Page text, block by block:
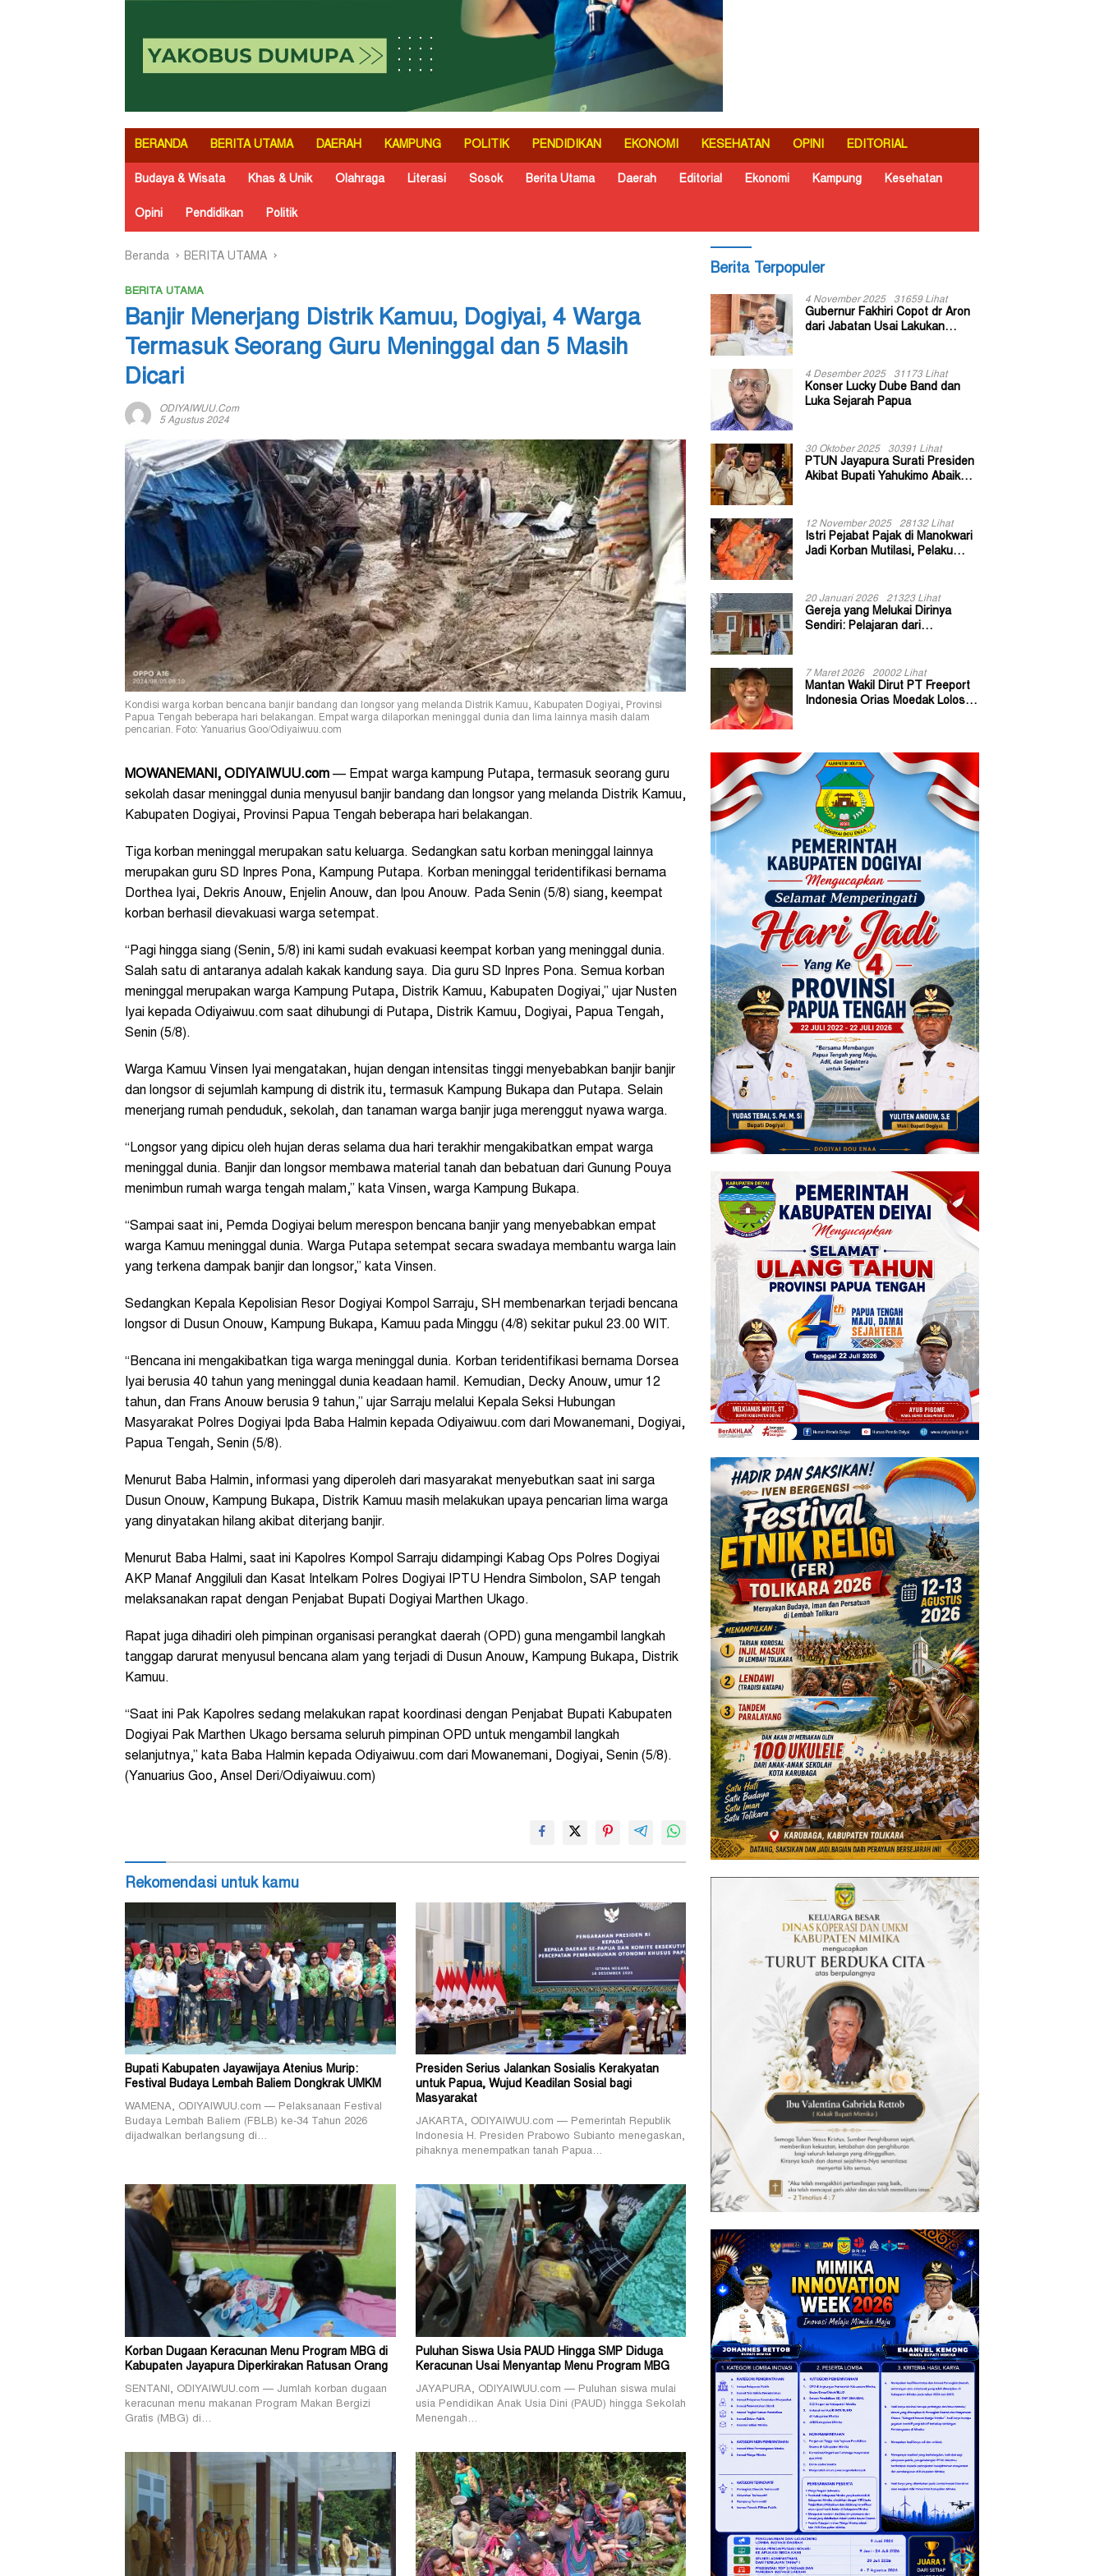
BERANDA BERITA UTAMA DAERAH KAMPUNG POLITIK PENDIDIKAN EKONOMI KESEHATAN OPINI EDITORIAL
Budaya & Wisata Khas & Unik Olahraga Literasi Sosok Berita Utama Daerah Editorial Ekonomi Kampung Kesehatan
Opini Pendidikan Politik
Beranda BERITA UTAMA
BERITA UTAMA
Banjir Menerjang Distrik Kamuu, Dogiyai, 4 Warga
Termasuk Seorang Guru Meninggal dan 5 Masih
Dicari
ODIYAIWUU.com
5 Agustus 2024
Kondisi warga korban bencana banjir bandang dan longsor yang melanda Distrik Kamuu, Kabupaten Dogiyai, Provinsi
Papua Tengah beberapa hari belakangan. Empat warga dilaporkan meninggal dunia dan lima lainnya masih dalam
pencarian. Foto: Yanuarius Goo/Odiyaiwuu.com
MOWANEMANI, ODIYAIWUU.com — Empat warga kampung Putapa, termasuk seorang guru
sekolah dasar meninggal dunia menyusul banjir bandang dan longsor yang melanda Distrik Kamuu,
Kabupaten Dogiyai, Provinsi Papua Tengah beberapa hari belakangan.
Tiga korban meninggal merupakan satu keluarga. Sedangkan satu korban meninggal lainnya
merupakan guru SD Inpres Pona, Kampung Putapa. Korban meninggal teridentifikasi bernama
Dorthea Iyai, Dekris Anouw, Enjelin Anouw, dan Ipou Anouw. Pada Senin (5/8) siang, keempat
korban berhasil dievakuasi warga setempat.
“Pagi hingga siang (Senin, 5/8) ini kami sudah evakuasi keempat korban yang meninggal dunia.
Salah satu di antaranya adalah kakak kandung saya. Dia guru SD Inpres Pona. Semua korban
meninggal merupakan warga Kampung Putapa, Distrik Kamuu, Kabupaten Dogiyai,” ujar Nusten
Iyai kepada Odiyaiwuu.com saat dihubungi di Putapa, Distrik Kamuu, Dogiyai, Papua Tengah,
Senin (5/8).
Warga Kamuu Vinsen Iyai mengatakan, hujan dengan intensitas tinggi menyebabkan banjir banjir
dan longsor di sejumlah kampung di distrik itu, termasuk Kampung Bukapa dan Putapa. Selain
menerjang rumah penduduk, sekolah, dan tanaman warga banjir juga merenggut nyawa warga.
“Longsor yang dipicu oleh hujan deras selama dua hari terakhir mengakibatkan empat warga
meninggal dunia. Banjir dan longsor membawa material tanah dan bebatuan dari Gunung Pouya
menimbun rumah warga tengah malam,” kata Vinsen, warga Kampung Bukapa.
“Sampai saat ini, Pemda Dogiyai belum merespon bencana banjir yang menyebabkan empat
warga Kamuu meninggal dunia. Warga Putapa setempat secara swadaya membantu warga lain
yang terkena dampak banjir dan longsor,” kata Vinsen.
Sedangkan Kepala Kepolisian Resor Dogiyai Kompol Sarraju, SH membenarkan terjadi bencana
longsor di Dusun Onouw, Kampung Bukapa, Kamuu pada Minggu (4/8) sekitar pukul 23.00 WIT.
“Bencana ini mengakibatkan tiga warga meninggal dunia. Korban teridentifikasi bernama Dorsea
Iyai berusia 40 tahun yang meninggal dunia keadaan hamil. Kemudian, Decky Anouw, umur 12
tahun, dan Frans Anouw berusia 9 tahun,” ujar Sarraju melalui Kepala Seksi Hubungan
Masyarakat Polres Dogiyai Ipda Baba Halmin kepada Odiyaiwuu.com dari Mowanemani, Dogiyai,
Papua Tengah, Senin (5/8).
Menurut Baba Halmin, informasi yang diperoleh dari masyarakat menyebutkan saat ini sarga
Dusun Onouw, Kampung Bukapa, Distrik Kamuu masih melakukan upaya pencarian lima warga
yang dinyatakan hilang akibat diterjang banjir.
Menurut Baba Halmi, saat ini Kapolres Kompol Sarraju didampingi Kabag Ops Polres Dogiyai
AKP Manaf Anggiluli dan Kasat Intelkam Polres Dogiyai IPTU Hendra Simbolon, SAP tengah
melaksanakan rapat dengan Penjabat Bupati Dogiyai Marthen Ukago.
Rapat juga dihadiri oleh pimpinan organisasi perangkat daerah (OPD) guna mengambil langkah
tanggap darurat menyusul bencana alam yang terjadi di Dusun Anouw, Kampung Bukapa, Distrik
Kamuu.
“Saat ini Pak Kapolres sedang melakukan rapat koordinasi dengan Penjabat Bupati Kabupaten
Dogiyai Pak Marthen Ukago bersama seluruh pimpinan OPD untuk mengambil langkah
selanjutnya,” kata Baba Halmin kepada Odiyaiwuu.com dari Mowanemani, Dogiyai, Senin (5/8).
(Yanuarius Goo, Ansel Deri/Odiyaiwuu.com)
Rekomendasi untuk kamu
Bupati Kabupaten Jayawijaya Atenius Murip:
Festival Budaya Lembah Baliem Dongkrak UMKM
WAMENA, ODIYAIWUU.com — Pelaksanaan Festival
Budaya Lembah Baliem (FBLB) ke-34 Tahun 2026
dijadwalkan berlangsung di…
Presiden Serius Jalankan Sosialis Kerakyatan
untuk Papua, Wujud Keadilan Sosial bagi
Masyarakat
JAKARTA, ODIYAIWUU.com — Pemerintah Republik
Indonesia H. Presiden Prabowo Subianto menegaskan,
pihaknya menempatkan tanah Papua…
Korban Dugaan Keracunan Menu Program MBG di
Kabupaten Jayapura Diperkirakan Ratusan Orang
SENTANI, ODIYAIWUU.com — Jumlah korban dugaan
keracunan menu makanan Program Makan Bergizi
Gratis (MBG) di…
Puluhan Siswa Usia PAUD Hingga SMP Diduga
Keracunan Usai Menyantap Menu Program MBG
JAYAPURA, ODIYAIWUU.com — Puluhan siswa mulai
usia Pendidikan Anak Usia Dini (PAUD) hingga Sekolah
Menengah…
Berita Terpopuler
4 November 2025 31659 Lihat
Gubernur Fakhiri Copot dr Aron
dari Jabatan Usai Lakukan
4 Desember 2025 31173 Lihat
Konser Lucky Dube Band dan
Luka Sejarah Papua
30 Oktober 2025 30391 Lihat
PTUN Jayapura Surati Presiden
Akibat Bupati Yahukimo Abaikan
12 November 2025 28132 Lihat
Istri Pejabat Pajak di Manokwari
Jadi Korban Mutilasi, Pelaku
20 Januari 2026 21323 Lihat
Gereja yang Melukai Dirinya
Sendiri: Pelajaran dari
7 Maret 2026 20002 Lihat
Mantan Wakil Dirut PT Freeport
Indonesia Orias Moedak Lolos